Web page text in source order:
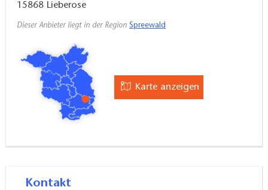
15868 Lieberose
Dieser Anbieter liegt in der Region Spreewald
Karte anzeigen
Kontakt